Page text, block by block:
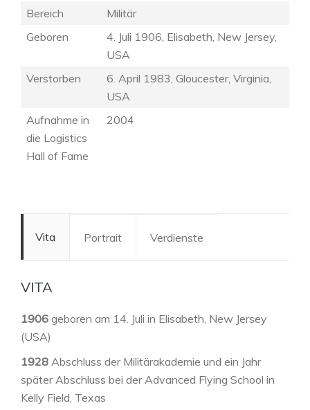
Bereich
Militär
Geboren
4. Juli 1906, Elisabeth, New Jersey,
USA
Verstorben
6. April 1983, Gloucester, Virginia,
USA
Aufnahme in
die Logistics
Hall of Fame
2004
Vita Portrait Verdienste
VITA
1906 geboren am 14. Juli in Elisabeth, New Jersey
(USA)
1928 Abschluss der Militärakademie und ein Jahr
später Abschluss bei der Advanced Flying School in
Kelly Field, Texas